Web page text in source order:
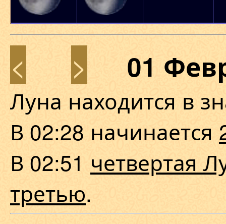
< > 01
Луна находится в
В 02:28 начинается
В 02:51 четвертая
третью.